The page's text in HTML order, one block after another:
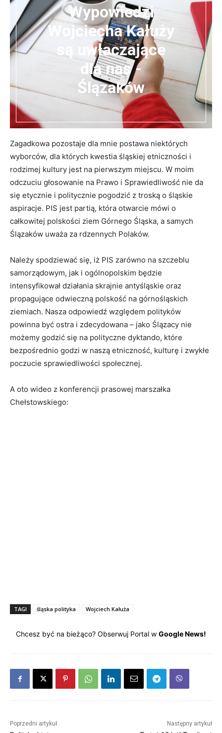
Wypowiedzi
Wojciecha Kałuży
są uwłaczające
dla nas -
Ślązaków
Zagadkowa pozostaje dla mnie postawa niektórych
wyborców, dla których kwestia śląskiej etniczności i
rodzimej kultury jest na pierwszym miejscu. W moim
odczuciu głosowanie na Prawo i Sprawiedliwość nie da
się etycznie i politycznie pogodzić z troską o śląskie
aspiracje. PIS jest partią, która otwarcie mówi o
całkowitej polskości ziem Górnego Śląska, a samych
Ślązaków uważa za rdzennych Polaków.
Należy spodziewać się, iż PIS zarówno na szczeblu
samorządowym, jak i ogólnopolskim będzie
intensyfikował działania skrajnie antyśląskie oraz
propagujące odwieczną polskość na górnośląskich
ziemiach. Nasza odpowiedź względem polityków
powinna być ostra i zdecydowana – jako Ślązacy nie
możemy godzić się na polityczne dyktando, które
bezpośrednio godzi w naszą etniczność, kulturę i zwykłe
poczucie sprawiedliwości społecznej.
A oto wideo z konferencji prasowej marszałka
Chełstowskiego:
TAGI śląska polityka Wojciech Kałuża
Chcesz być na bieżąco? Obserwuj Portal w Google News!
Poprzedni artykuł Następny artykuł